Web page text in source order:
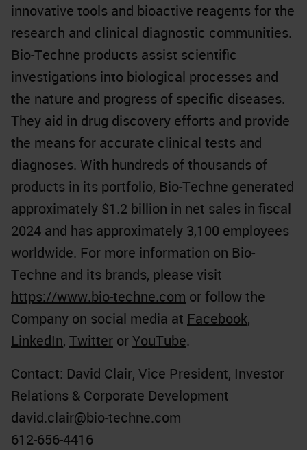
innovative tools and bioactive reagents for the
research and clinical diagnostic communities.
Bio-Techne products assist scientific
investigations into biological processes and
the nature and progress of specific diseases.
They aid in drug discovery efforts and provide
the means for accurate clinical tests and
diagnoses. With hundreds of thousands of
products in its portfolio, Bio-Techne generated
approximately $1.2 billion in net sales in fiscal
2024 and has approximately 3,100 employees
worldwide. For more information on Bio-
Techne and its brands, please visit
https://www.bio-techne.com or follow the
Company on social media at Facebook,
LinkedIn, Twitter orYouTube.
Contact: David Clair, Vice President, Investor
Relations & Corporate Development
david.clair@bio-techne.com
612-656-4416